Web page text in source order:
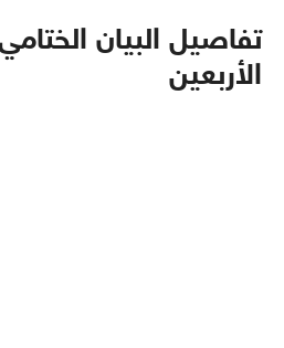
تفاصيل البيان
الأربعين